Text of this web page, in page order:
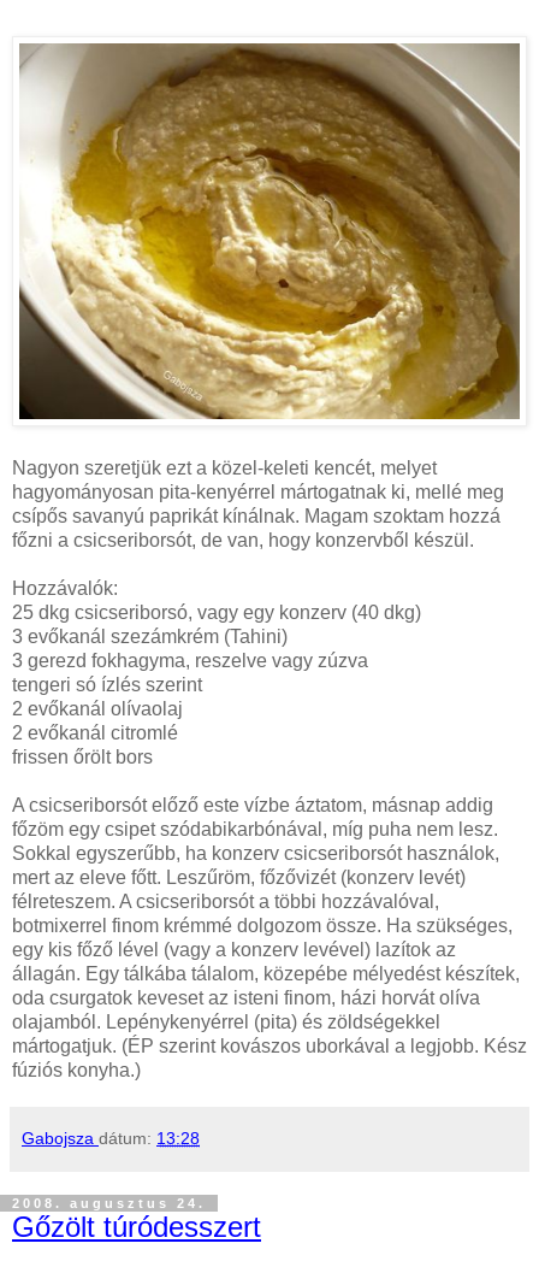
Nagyon szeretjük ezt a közel-keleti kencét, melyet
hagyományosan pita-kenyérrel mártogatnak ki, mellé meg
csípős savanyú paprikát kínálnak. Magam szoktam hozzá
főzni a csicseriborsót, de van, hogy konzervből készül.
Hozzávalók:
25 dkg csicseriborsó, vagy egy konzerv (40 dkg)
3 evőkanál szezámkrém (Tahini)
3 gerezd fokhagyma, reszelve vagy zúzva
tengeri só ízlés szerint
2 evőkanál olívaolaj
2 evőkanál citromlé
frissen őrölt bors
A csicseriborsót előző este vízbe áztatom, másnap addig
főzöm egy csipet szódabikarbónával, míg puha nem lesz.
Sokkal egyszerűbb, ha konzerv csicseriborsót használok,
mert az eleve főtt. Leszűröm, főzővizét (konzerv levét)
félreteszem. A csicseriborsót a többi hozzávalóval,
botmixerrel finom krémmé dolgozom össze. Ha szükséges,
egy kis főző lével (vagy a konzerv levével) lazítok az
állagán. Egy tálkába tálalom, közepébe mélyedést készítek,
oda csurgatok keveset az isteni finom, házi horvát olíva
olajamból. Lepénykenyérrel (pita) és zöldségekkel
mártogatjuk. (ÉP szerint kovászos uborkával a legjobb. Kész
fúziós konyha.)
Gabojsza dátum: 13:28
2008. augusztus 24.
Gőzölt túródesszert